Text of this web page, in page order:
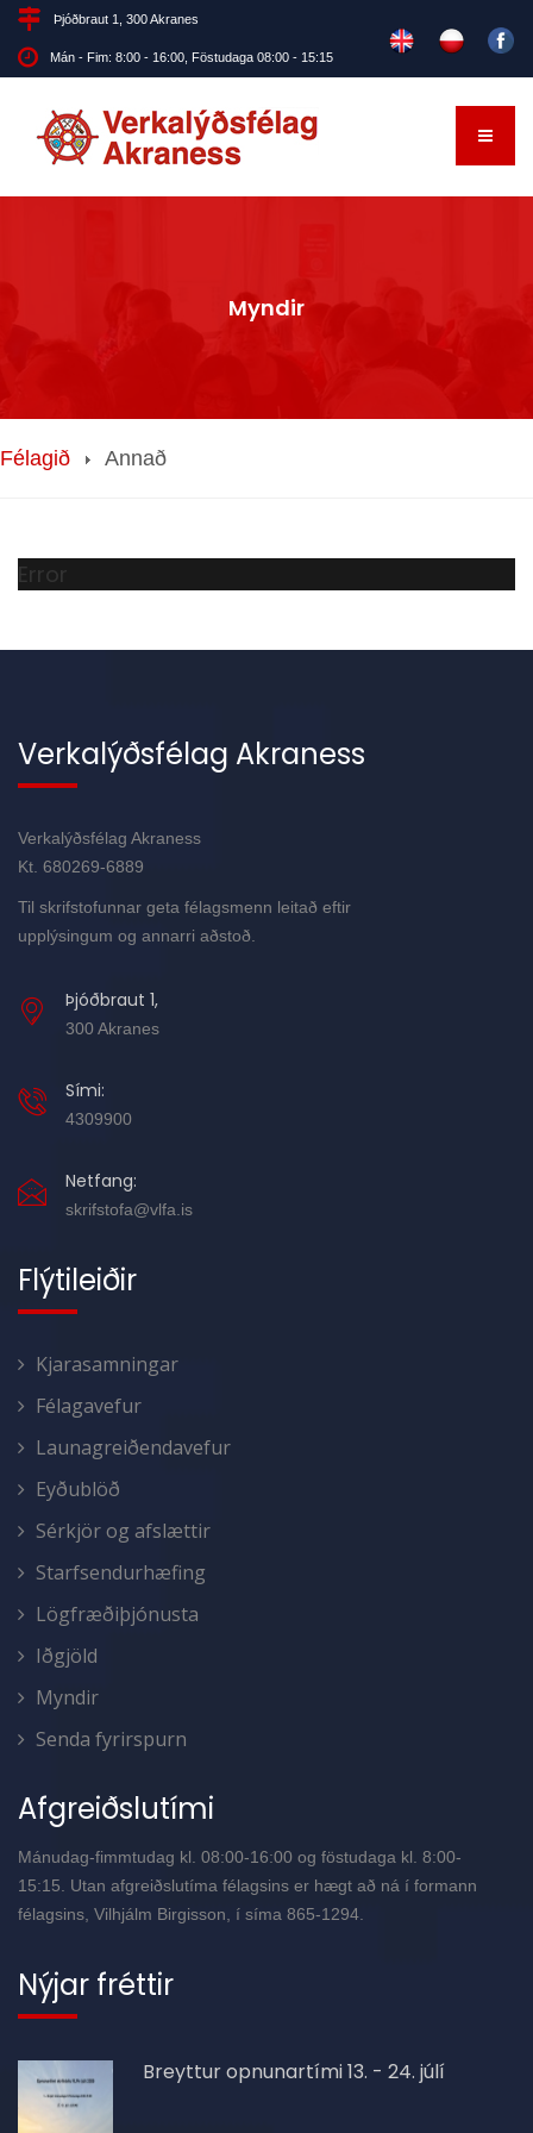
Þjóðbraut 1, 300 Akranes
Mán - Fim: 8:00 - 16:00, Föstudaga 08:00 - 15:15
Myndir
Félagið Annað
Error
Verkalýðsfélag Akraness
Verkalýðsfélag Akraness
Kt. 680269-6889
Til skrifstofunnar geta félagsmenn leitað eftir
upplýsingum og annarri aðstoð.
Þjóðbraut 1,
300 Akranes
Sími:
4309900
Netfang:
skrifstofa@vlfa.is
Flýtileiðir
Kjarasamningar
Félagavefur
Launagreiðendavefur
Eyðublöð
Sérkjör og afslættir
Starfsendurhæfing
Lögfræðiþjónusta
Iðgjöld
Myndir
Senda fyrirspurn
Afgreiðslutími
Mánudag-fimmtudag kl. 08:00-16:00 og föstudaga kl. 8:00-
15:15. Utan afgreiðslutíma félagsins er hægt að ná í formann
félagsins, Vilhjálm Birgisson, í síma 865-1294.
Nýjar fréttir
Breyttur opnunartími 13. - 24. júlí